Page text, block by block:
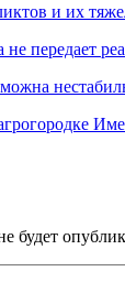
и их
не передает
будет